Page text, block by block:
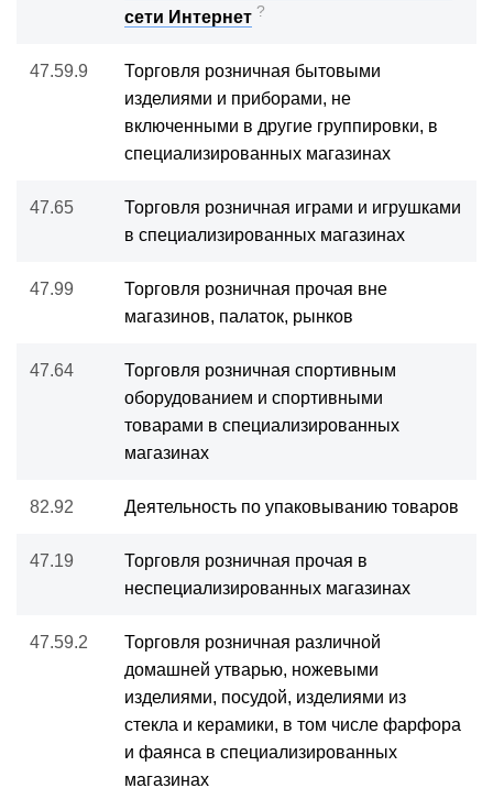
сети Интернет ?
47.59.9
Торговля розничная бытовыми
изделиями и приборами, не
включенными в другие группировки, в
специализированных магазинах
47.65
Торговля розничная играми и игрушками
в специализированных магазинах
47.99
Торговля розничная прочая вне
магазинов, палаток, рынков
47.64
Торговля розничная спортивным
оборудованием и спортивными
товарами в специализированных
магазинах
82.92 Деятельность по упаковыванию товаров
47.19
Торговля розничная прочая в
неспециализированных магазинах
47.59.2
Торговля розничная различной
домашней утварью, ножевыми
изделиями, посудой, изделиями из
стекла и керамики, в том числе фарфора
и фаянса в специализированных
магазинах